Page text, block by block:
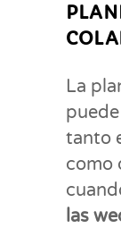
La
tanto
como
las